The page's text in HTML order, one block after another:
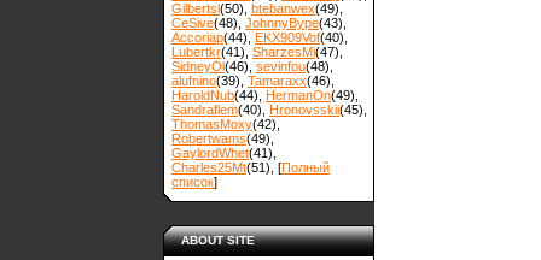
Gilbertsl(50) btebanwex(49)
CeSive(48) JohnnyBype(43)
Accoriap(44) EKX909Vof(40)
Lubertkr(41) SharzesMi(47)
SidneyOl(46) sevinfou(48)
alufnino(39) Tamaraxx(46)
HaroldNub(44) HermanOn(49)
Sandraflem(40) Hronovsskii(45)
ThomasMoxy(42)
Robertwams(49)
GaylordWhet(41)
Charles25Mt(51) , [Полный
список]
ABOUT SITE